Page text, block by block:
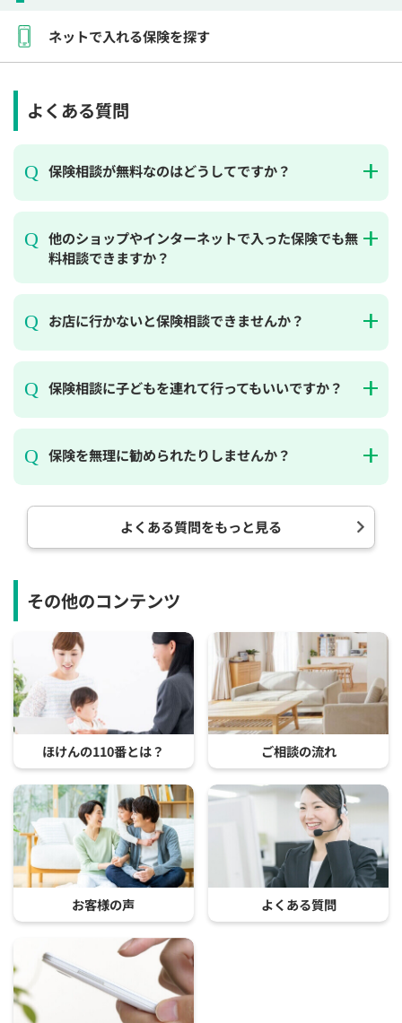
ネットで入れる保険を探す
よくある質問
保険相談が無料なのはどうしてですか？
他のショップやインターネットで入った保険でも無
料相談できますか？
お店に行かないと保険相談できませんか？
保険相談に子どもを連れて行ってもいいですか？
保険を無理に勧められたりしませんか？
よくある質問をもっと見る
その他のコンテンツ
ほけんの110番とは？ ご相談の流れ
お客様の声 よくある質問